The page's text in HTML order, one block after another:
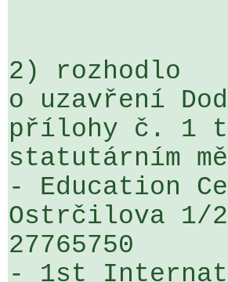
2) rozhodlo
o uzavření
přílohy č. 1
statutárním
- Education
Ostrčilova 1/
27765750
- 1st